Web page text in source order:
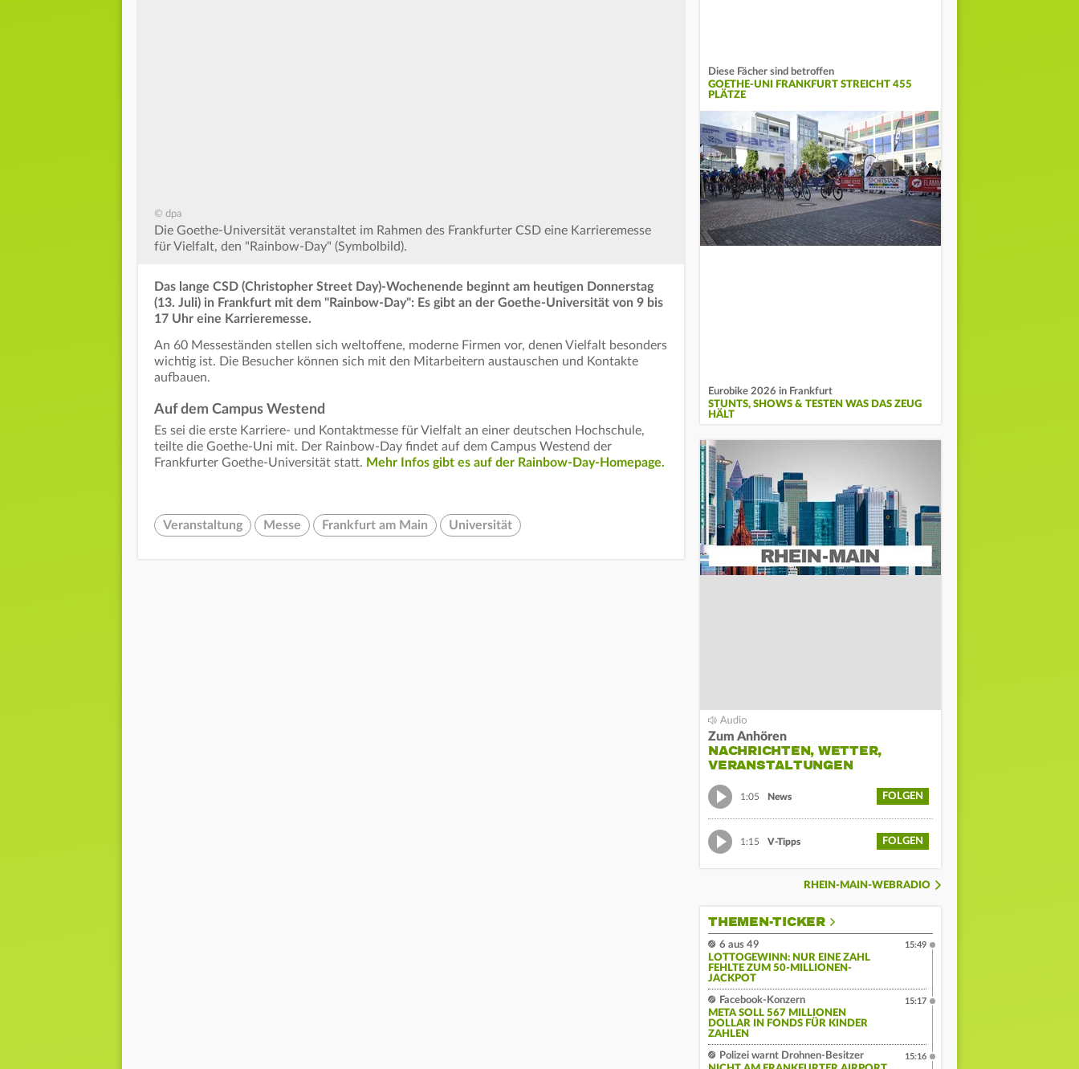
© dpa
Die Goethe-Universität veranstaltet im Rahmen des Frankfurter CSD eine Karrieremesse
für Vielfalt, den "Rainbow-Day" (Symbolbild).
Das lange CSD (Christopher Street Day)-Wochenende beginnt am heutigen Donnerstag
(13. Juli) in Frankfurt mit dem "Rainbow-Day": Es gibt an der Goethe-Universität von 9 bis
17 Uhr eine Karrieremesse.
An 60 Messeständen stellen sich weltoffene, moderne Firmen vor, denen Vielfalt besonders
wichtig ist. Die Besucher können sich mit den Mitarbeitern austauschen und Kontakte
aufbauen.
Auf dem Campus Westend
Es sei die erste Karriere- und Kontaktmesse für Vielfalt an einer deutschen Hochschule,
teilte die Goethe-Uni mit. Der Rainbow-Day findet auf dem Campus Westend der
Frankfurter Goethe-Universität statt. Mehr Infos gibt es auf der Rainbow-Day-Homepage.
Veranstaltung Messe Frankfurt am Main Universität
Diese Fächer sind betroffen
GOETHE-UNI FRANKFURT STREICHT 455
PLÄTZE
Eurobike 2026 in Frankfurt
STUNTS, SHOWS & TESTEN WAS DAS ZEUG
HÄLT
Zum Anhören
NACHRICHTEN, WETTER,
VERANSTALTUNGEN
1:05 News FOLGEN
1:15 V-Tipps FOLGEN
RHEIN-MAIN-WEBRADIO
THEMEN-TICKER
6 aus 49
LOTTOGEWINN: NUR EINE ZAHL
FEHLTE ZUM 50-MILLIONEN-
JACKPOT
15:49
Facebook-Konzern
META SOLL 567 MILLIONEN
DOLLAR IN FONDS FÜR KINDER
ZAHLEN
15:17
Polizei warnt Drohnen-Besitzer
15:16